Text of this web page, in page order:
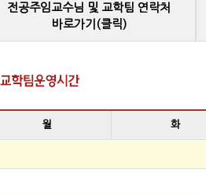
전공주임교수님 및 교학팀 연락처
바로가기(클릭)
월 화